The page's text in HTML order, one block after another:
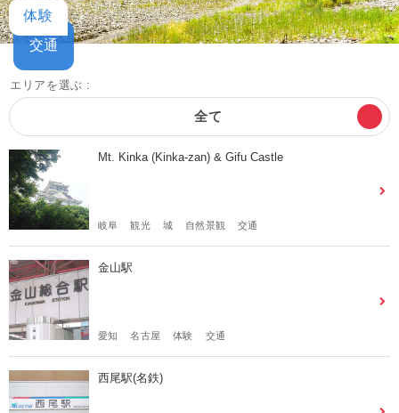
体験
交通
エリアを選ぶ :
全て
Mt. Kinka (Kinka-zan) & Gifu Castle
岐阜 観光 城 自然景観 交通
金山駅
愛知 名古屋 体験 交通
西尾駅(名鉄)